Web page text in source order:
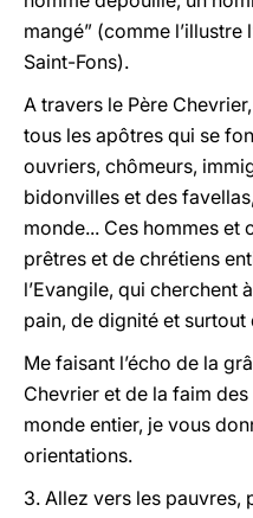
mangé” (comme l’illustre
Saint-Fons).
A travers le Père
tous les apôtres qui se
ouvriers, chômeurs,
bidonvilles et des
monde... Ces hommes et
prêtres et de chrétiens
l’Evangile, qui cherchent
pain, de dignité et surtout
Me faisant l’écho de la
Chevrier et de la faim
monde entier, je vous
orientations.
3. Allez vers les pauvres,